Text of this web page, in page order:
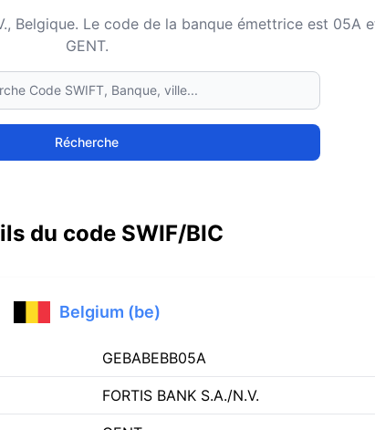
Belgique. Le code de la banque émettrice est
GENT.
Récherche
du code SWIF/BIC
Belgium (be)
GEBABEBB05A
FORTIS BANK S.A./N.V.